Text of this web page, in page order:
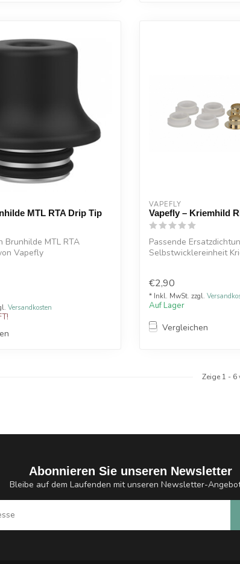
MTL RTA Drip Tip
Brunhilde MTL RTA
Vapefly
Versandkosten
VAPEFLY
Vapefly – Kriemhild
Passende
Selbstwicklereinheit
€2,90
* Inkl. MwSt. zzgl.
Auf Lager
Vergleichen
Zeige 1 - 6
Abonnieren Sie unseren Newsletter
Bleibe auf dem Laufenden mit unseren Newsletter-